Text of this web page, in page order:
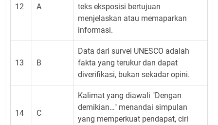
12 A
teks eksposisi bertujuan
menjelaskan atau memaparkan
informasi.
13 B
Data dari survei UNESCO adalah
fakta yang terukur dan dapat
diverifikasi, bukan sekadar opini.
14 C
Kalimat yang diawali "Dengan
demikian…" menandai simpulan
yang memperkuat pendapat, ciri